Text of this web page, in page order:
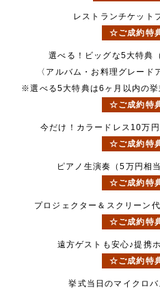
レストランチケット
☆ご成約特
選べる！ビッグな5大特典
〈アルバム・お料理グレード
※選べる5大特典は6ヶ月以内の挙
☆ご成約特
今だけ！カラードレス10万
☆ご成約特
ピアノ生演奏（5万円相
☆ご成約特
プロジェクター＆スクリーン
☆ご成約特
遠方ゲストも安心♪提携
☆ご成約特
挙式当日のマイクロバ